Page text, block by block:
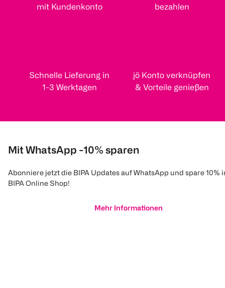
mit Kundenkonto
bezahlen
Schnelle Lieferung in
1-3 Werktagen
jö Konto verknüpfen
& Vorteile genießen
Mit WhatsApp -10% sparen
Abonniere jetzt die BIPA Updates auf WhatsApp und spare 10%
BIPA Online Shop!
Mehr Informationen